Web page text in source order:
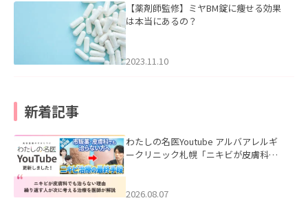
【薬剤師監修】ミヤBM錠に痩せる効果
は本当にあるの？
2023.11.10
新着記事
わたしの名医Youtube アルバアレルギ
ークリニック札幌「ニキビが皮膚科で
ました。
2026.08.07